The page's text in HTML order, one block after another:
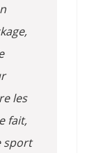
les
fait,
sport